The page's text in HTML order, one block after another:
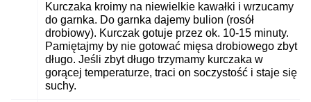
Kurczaka kroimy na niewielkie kawałki i wrzucamy
do garnka. Do garnka dajemy bulion (rosół
drobiowy). Kurczak gotuje przez ok. 10-15 minuty.
Pamiętajmy by nie gotować mięsa drobiowego zbyt
długo. Jeśli zbyt długo trzymamy kurczaka w
gorącej temperaturze, traci on soczystość i staje się
suchy.